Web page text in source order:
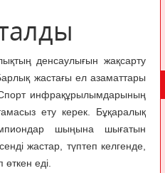
денсаулығын жақсарту
жастағы ел азаматтары
инфрақұрылымдарының
ету керек. Бұқаралық
шыңына шығатын
жастар, түптеп келгенде,
еді.